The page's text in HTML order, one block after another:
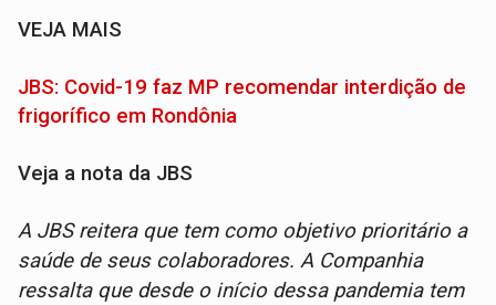
VEJA MAIS
JBS: Covid-19 faz MP recomendar interdição de
frigorífico em Rondônia
Veja a nota da JBS
A JBS reitera que tem como objetivo prioritário a
saúde de seus colaboradores. A Companhia
ressalta que desde o início dessa pandemia tem